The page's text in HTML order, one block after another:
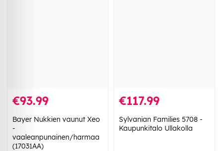
€93.99
Bayer Nukkien vaunut Xeo
-
vaaleanpunainen/harmaa
(17031AA)
€117.99
Sylvanian Families 5708 -
Kaupunkitalo Ullakolla